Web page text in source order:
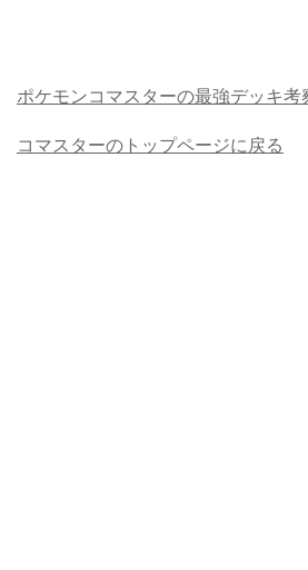
ポケモンコマスターの最強デッキ考
コマスターのトップページに戻る